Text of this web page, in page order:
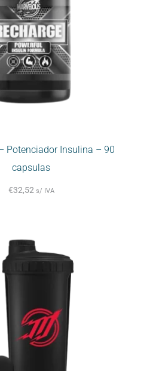
– Potenciador Insulina – 90
capsulas
€32,52 s/ IVA